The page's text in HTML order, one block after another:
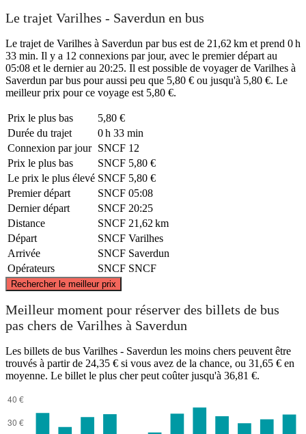
Le trajet Varilhes - Saverdun en bus
Le trajet de Varilhes à Saverdun par bus est de 21,62 km et prend 0 h
33 min. Il y a 12 connexions par jour, avec le premier départ au
05:08 et le dernier au 20:25. Il est possible de voyager de Varilhes à
Saverdun par bus pour aussi peu que 5,80 € ou jusqu'à 5,80 €. Le
meilleur prix pour ce voyage est 5,80 €.
Prix ​​le plus bas
5,80 €
Durée du trajet
0 h 33 min
Connexion par jour SNCF 12
Prix ​​le plus bas
SNCF 5,80 €
Le prix le plus élevé SNCF 5,80 €
Premier départ
SNCF 05:08
Dernier départ
SNCF 20:25
Distance
SNCF 21,62 km
Départ
SNCF Varilhes
Arrivée
SNCF Saverdun
Opérateurs
SNCF SNCF
Rechercher le meilleur prix
Meilleur moment pour réserver des billets de bus
pas chers de Varilhes à Saverdun
Les billets de bus Varilhes - Saverdun les moins chers peuvent être
trouvés à partir de 24,35 € si vous avez de la chance, ou 31,65 € en
moyenne. Le billet le plus cher peut coûter jusqu'à 36,81 €.